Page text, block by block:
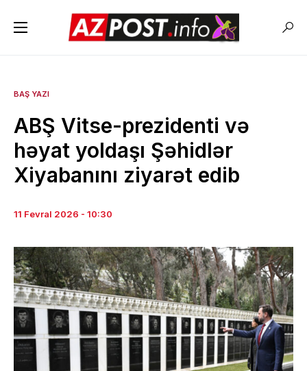
BAŞ YAZI
ABŞ Vitse-prezidenti və
həyat yoldaşı Şəhidlər
Xiyabanını ziyarət edib
11 Fevral 2026 - 10:30